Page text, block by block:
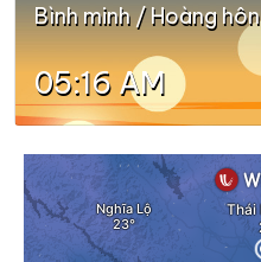
Bình minh / Hoàng hôn
05:16 AM